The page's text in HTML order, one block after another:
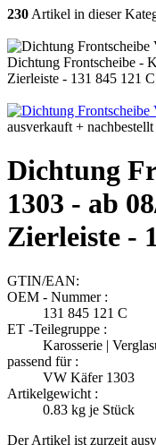
230 Artikel in dieser
Dichtung Frontscheibe -
Zierleiste - 131 845 121 C
ausverkauft + nachbestellt
Dichtung
1303 - ab
Zierleiste -
GTIN/EAN:
OEM - Nummer :
131 845 121 C
ET -Teilegruppe :
Karosserie |
passend für :
VW Käfer 1303
Artikelgewicht :
0.83 kg je Stück
Der Artikel ist zurzeit